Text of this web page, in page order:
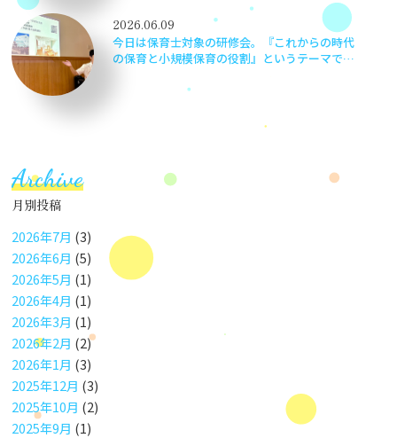
2026.06.09
今日は保育士対象の研修会。『これからの時代
の保育と小規模保育の役割』というテーマで京
長安準佑先生をお招きしました。子どもの最善
Archive
月別投稿
2026年7月 (3)
2026年6月 (5)
2026年5月 (1)
2026年4月 (1)
2026年3月 (1)
2026年2月 (2)
2026年1月 (3)
2025年12月 (3)
2025年10月 (2)
2025年9月 (1)